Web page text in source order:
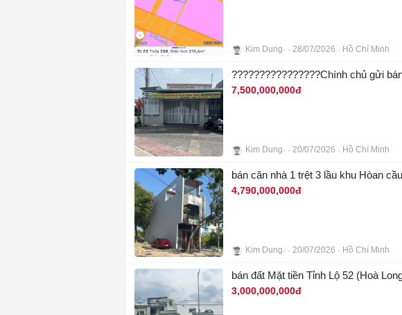
Kim Dung 28/07/2026 Hồ Chí Minh
7,500,000,000đ
Kim Dung 20/07/2026 Hồ Chí Minh
bán căn nhà 1 trệt 3 lầu khu Hòan
4,790,000,000đ
Kim Dung 20/07/2026 Hồ Chí Minh
bán đất Mặt tiền Tỉnh Lộ 52 (Hoà
3,000,000,000đ